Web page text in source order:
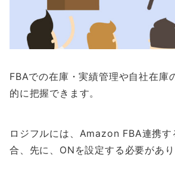
FBAでの在庫・実績管理や自社在庫
的に把握できます。
ロジフルには、Amazon FBA連携す
合、先に、ONを設定する必要があり